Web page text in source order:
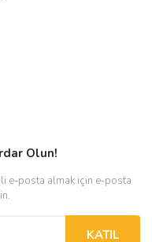
Olun!
e-posta almak için e-posta
KATIL